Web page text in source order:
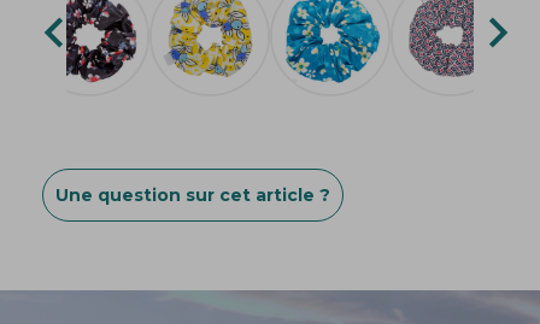
 
Une question sur cet article ?